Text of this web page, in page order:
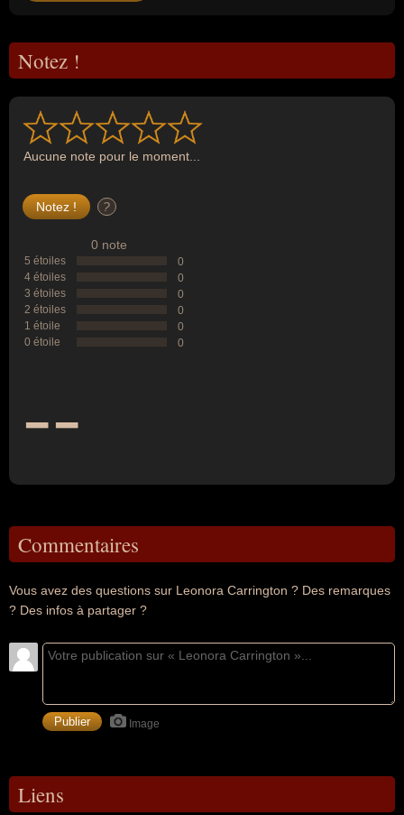
Notez !
Aucune note pour le moment...
?
0 note
5 étoiles
0
4 étoiles
0
3 étoiles
0
2 étoiles
0
1 étoile
0
0 étoile
0
--
Commentaires
Vous avez des questions sur Leonora Carrington ? Des remarques
? Des infos à partager ?
Image
Liens